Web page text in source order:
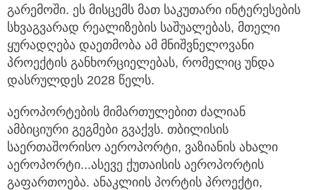
გარემოში. ეს მისცემს მათ საკუთარი ინტერესების
სხვაგვარად რეალიზების საშუალებას, მთელი
ყურადღება დაეთმობა ამ მნიშვნელოვანი
პროექტის განხორციელებას, რომელიც უნდა
დასრულდეს 2028 წელს.
აეროპორტების მიმართულებით ძალიან
ამბიციური გეგმები გვაქვს. თბილისის
საერთაშორისო აეროპორტი, ვაზიანის ახალი
აეროპორტი...ასევე ქუთაისის აეროპორტის
გაფართოება. ანაკლიის პორტის პროექტი,